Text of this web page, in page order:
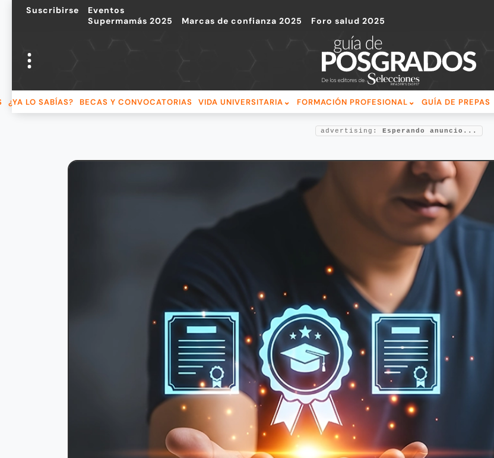
Suscribirse
Eventos
Supermamás 2025
Marcas de confianza 2025 Foro salud 2025
¿YA LO SABÍAS? BECAS Y CONVOCATORIAS VIDA UNIVERSITARIA FORMACIÓN PROFESIONAL GUÍA DE PREPAS
advertising: Esperando anuncio...